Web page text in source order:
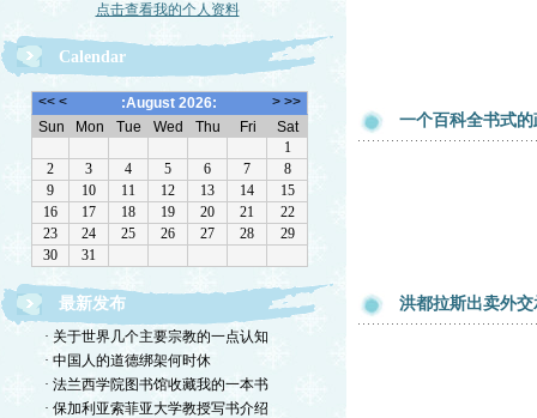
点击查看我的个人资料
Calendar
最新发布
· 关于世界几个主要宗教的一点认知
· 中国人的道德绑架何时休
· 法兰西学院图书馆收藏我的一本书
· 保加利亚索菲亚大学教授写书介绍
一个百科全书式
洪都拉斯出卖外